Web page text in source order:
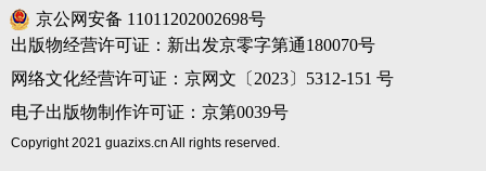
京公网安备 11011202002698号
出版物经营许可证：新出发京零字第通180070号
网络文化经营许可证：京网文〔2023〕5312-151 号
电子出版物制作许可证：京第0039号
Copyright 2021 guazixs.cn All rights reserved.